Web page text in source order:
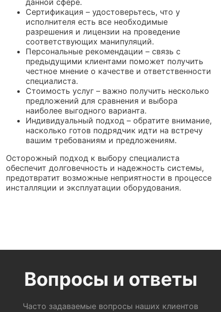
данной сфере.
Сертификация – удостоверьтесь, что у
исполнителя есть все необходимые
разрешения и лицензии на проведение
соответствующих манипуляций.
Персональные рекомендации – связь с
предыдущими клиентами поможет получить
честное мнение о качестве и ответственности
специалиста.
Стоимость услуг – важно получить несколько
предложений для сравнения и выбора
наиболее выгодного варианта.
Индивидуальный подход – обратите внимание,
насколько готов подрядчик идти на встречу
вашим требованиям и предложениям.
Осторожный подход к выбору специалиста
обеспечит долговечность и надежность системы,
предотвратит возможные неприятности в процессе
инсталляции и эксплуатации оборудования.
Вопросы и ответы
Часто задаваемые вопросы наших клиентов